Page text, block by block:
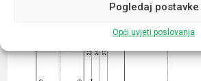
Pogledaj postavke
Opći uvjeti poslovanja